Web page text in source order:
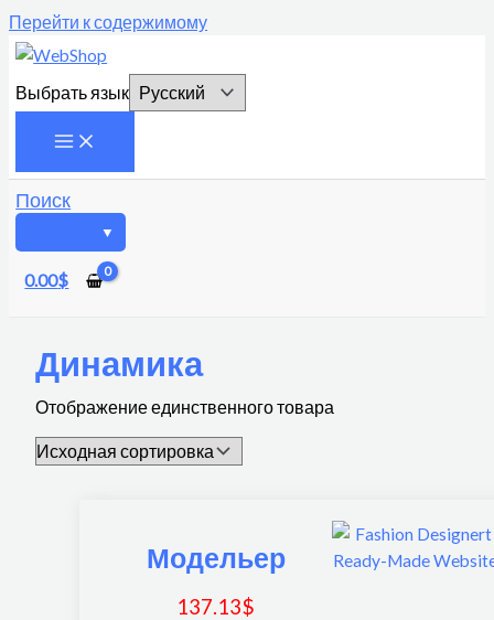
Перейти к содержимому
Выбрать язык
Поиск
0.00$
Динамика
Отображение единственного товара
Модельер
137.13$